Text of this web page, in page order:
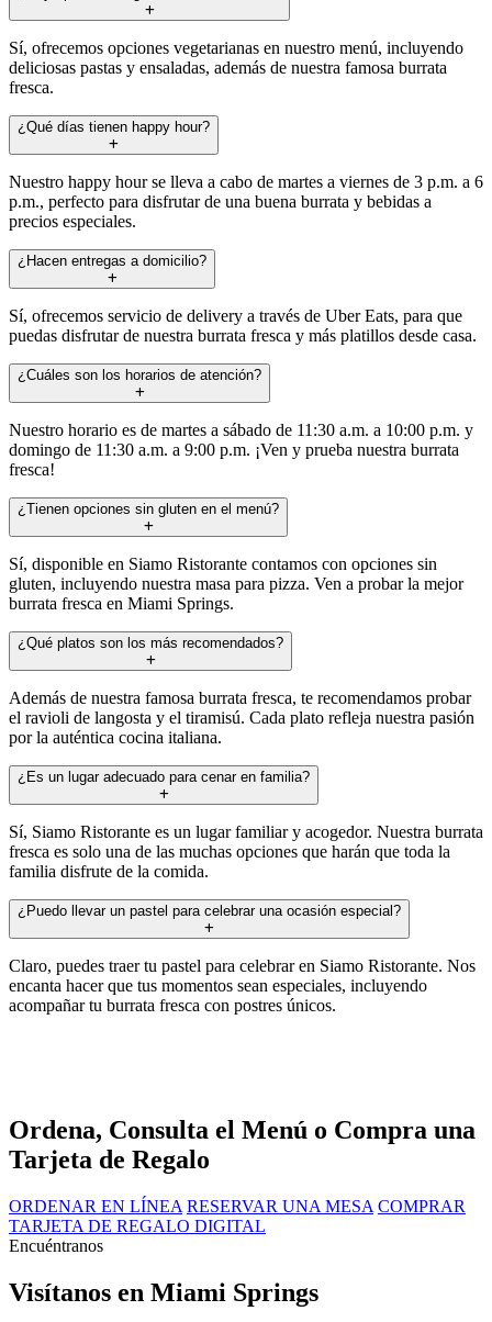
Sí, ofrecemos opciones vegetarianas en nuestro menú, incluyendo
deliciosas pastas y ensaladas, además de nuestra famosa burrata
fresca.
¿Qué días tienen happy hour?
Nuestro happy hour se lleva a cabo de martes a viernes de 3 p.m. a 6
p.m., perfecto para disfrutar de una buena burrata y bebidas a
precios especiales.
¿Hacen entregas a domicilio?
Sí, ofrecemos servicio de delivery a través de Uber Eats, para que
puedas disfrutar de nuestra burrata fresca y más platillos desde casa.
¿Cuáles son los horarios de atención?
Nuestro horario es de martes a sábado de 11:30 a.m. a 10:00 p.m. y
domingo de 11:30 a.m. a 9:00 p.m. ¡Ven y prueba nuestra burrata
fresca!
¿Tienen opciones sin gluten en el menú?
Sí, disponible en Siamo Ristorante contamos con opciones sin
gluten, incluyendo nuestra masa para pizza. Ven a probar la mejor
burrata fresca en Miami Springs.
¿Qué platos son los más recomendados?
Además de nuestra famosa burrata fresca, te recomendamos probar
el ravioli de langosta y el tiramisú. Cada plato refleja nuestra pasión
por la auténtica cocina italiana.
¿Es un lugar adecuado para cenar en familia?
Sí, Siamo Ristorante es un lugar familiar y acogedor. Nuestra burrata
fresca es solo una de las muchas opciones que harán que toda la
familia disfrute de la comida.
¿Puedo llevar un pastel para celebrar una ocasión especial?
Claro, puedes traer tu pastel para celebrar en Siamo Ristorante. Nos
encanta hacer que tus momentos sean especiales, incluyendo
acompañar tu burrata fresca con postres únicos.
Ordena, Consulta el Menú o Compra una
Tarjeta de Regalo
ORDENAR EN LÍNEA RESERVAR UNA MESA COMPRAR
TARJETA DE REGALO DIGITAL
Encuéntranos
Visítanos en Miami Springs